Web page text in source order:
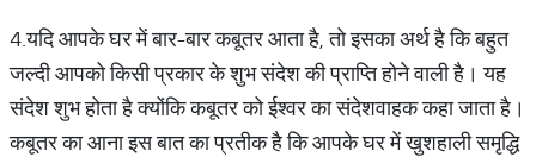
4.यदि आपके घर में बार-बार कबूतर आता है, तो इसका अर्थ है कि बहुत
जल्दी आपको किसी प्रकार के शुभ संदेश की प्राप्ति होने वाली है। यह
संदेश शुभ होता है क्योंकि कबूतर को ईश्वर का संदेशवाहक कहा जाता है।
कबूतर का आना इस बात का प्रतीक है कि आपके घर में खुशहाली समृद्धि